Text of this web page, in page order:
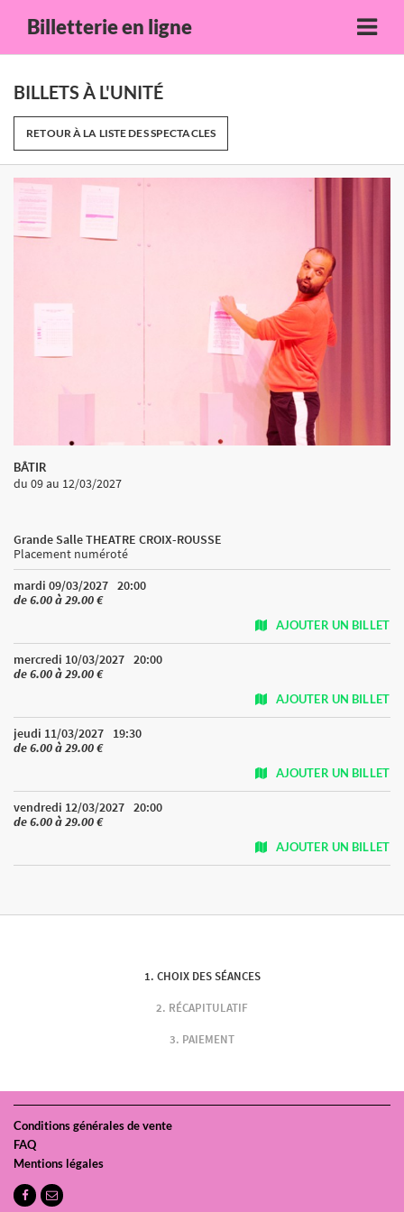
Billetterie en ligne
BILLETS À L'UNITÉ
RETOUR À LA LISTE DES SPECTACLES
BÂTIR
du 09au 12/03/2027
Grande Salle THEATRE CROIX-ROUSSE
Placement numéroté
mardi 09/03/2027 20:00
de 6.00 à 29.00 €
AJOUTER UN BILLET
mercredi 10/03/2027 20:00
de 6.00 à 29.00 €
AJOUTER UN BILLET
jeudi 11/03/2027
19:30
de 6.00 à 29.00 €
AJOUTER UN BILLET
vendredi 12/03/2027 20:00
de 6.00 à 29.00 €
AJOUTER UN BILLET
CHOIX DES SÉANCES
RÉCAPITULATIF
PAIEMENT
Conditions générales de vente
FAQ
Mentions légales